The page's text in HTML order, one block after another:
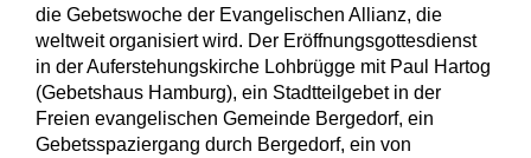
die Gebetswoche der Evangelischen Allianz, die
weltweit organisiert wird. Der Eröffnungsgottesdienst
in der Auferstehungskirche Lohbrügge mit Paul Hartog
(Gebetshaus Hamburg), ein Stadtteilgebet in der
Freien evangelischen Gemeinde Bergedorf, ein
Gebetsspaziergang durch Bergedorf, ein von